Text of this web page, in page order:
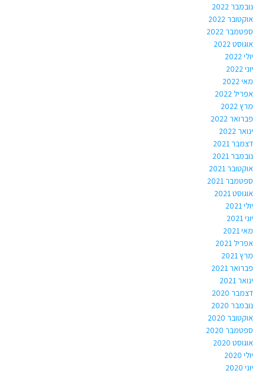
נובמבר 2022
אוקטובר 2022
ספטמבר 2022
אוגוסט 2022
יולי 2022
יוני 2022
מאי 2022
אפריל 2022
מרץ 2022
פברואר 2022
ינואר 2022
דצמבר 2021
נובמבר 2021
אוקטובר 2021
ספטמבר 2021
אוגוסט 2021
יולי 2021
יוני 2021
מאי 2021
אפריל 2021
מרץ 2021
פברואר 2021
ינואר 2021
דצמבר 2020
נובמבר 2020
אוקטובר 2020
ספטמבר 2020
אוגוסט 2020
יולי 2020
יוני 2020